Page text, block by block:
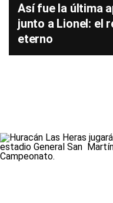
Así fue la última
junto a Lionel: el
eterno